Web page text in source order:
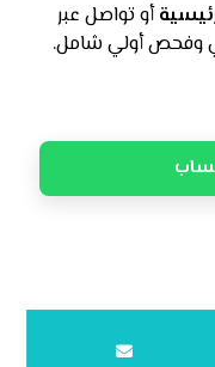
أو تواصل عبر
وفحص أولي شامل.